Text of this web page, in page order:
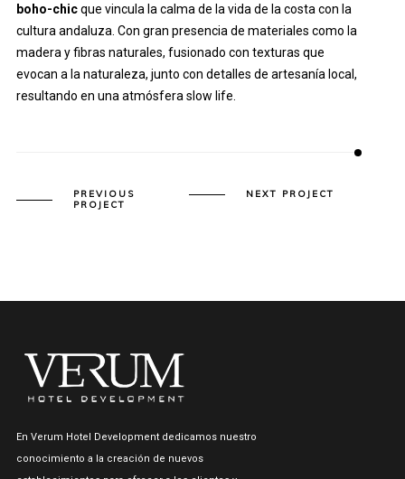
boho-chicque vincula la calma de la vida de la costa con la
cultura andaluza. Con gran presencia de materiales como la
madera y fibras naturales, fusionado con texturas que
evocan a la naturaleza, junto con detalles de artesanía local,
resultando en una atmósfera slow life.
PREVIOUS
PROJECT
NEXT PROJECT
En Verum Hotel Development dedicamos nuestro
conocimiento a la creación de nuevos